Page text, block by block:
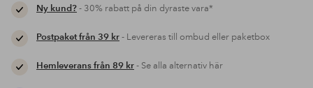
Ny kund?- 30% rabatt på din dyraste vara*
Postpaket från 39 kr- Levereras till ombud eller paketbox
Hemleverans från 89 kr- Se alla alternativ här